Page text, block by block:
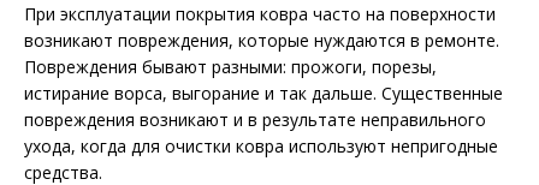
При эксплуатации покрытия ковра часто на поверхности
возникают повреждения, которые нуждаются в ремонте.
Повреждения бывают разными: прожоги, порезы,
истирание ворса, выгорание и так дальше. Существенные
повреждения возникают и в результате неправильного
ухода, когда для очистки ковра используют непригодные
средства.